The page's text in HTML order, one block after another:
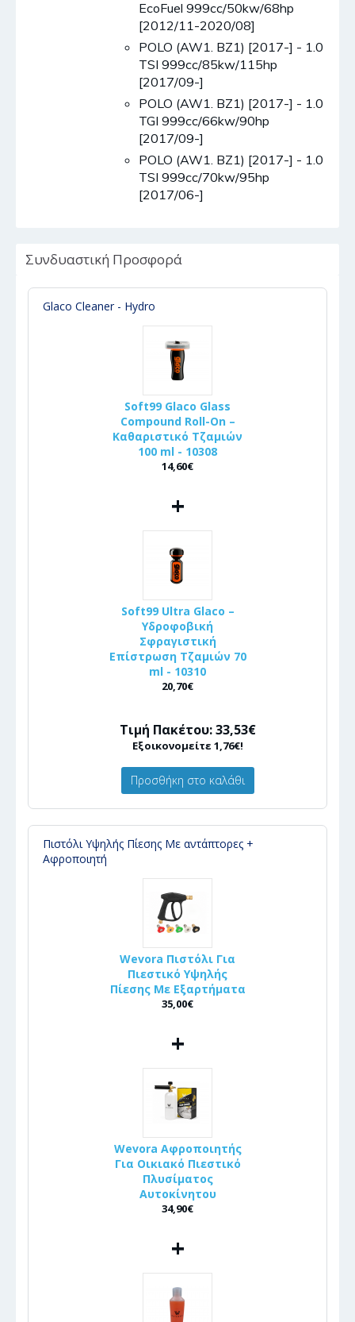
EcoFuel 999cc/50kw/68hp
[2012/11-2020/08]
POLO (AW1. BZ1) [2017-] - 1.0
TSI 999cc/85kw/115hp
[2017/09-]
POLO (AW1. BZ1) [2017-] - 1.0
TGI 999cc/66kw/90hp
[2017/09-]
POLO (AW1. BZ1) [2017-] - 1.0
TSI 999cc/70kw/95hp
[2017/06-]
Συνδυαστική Προσφορά
Glaco Cleaner - Hydro
Soft99 Glaco Glass
Compound Roll-On –
Καθαριστικό Τζαμιών
100 ml - 10308
14,60€
+
Soft99 Ultra Glaco –
Υδροφοβική
Σφραγιστική
Επίστρωση Τζαμιών 70
ml - 10310
20,70€
Τιμή Πακέτου: 33,53€
Εξοικονομείτε 1,76€!
Προσθήκη στο καλάθι
Πιστόλι Υψηλής Πίεσης Με αντάπτορες +
Αφροποιητή
Wevora Πιστόλι Για
Πιεστικό Υψηλής
Πίεσης Με Εξαρτήματα
35,00€
+
Wevora Αφροποιητής
Για Οικιακό Πιεστικό
Πλυσίματος
Αυτοκίνητου
34,90€
+